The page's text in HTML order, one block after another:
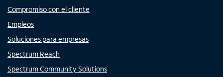
Compromiso con el cliente
Empleos
Soluciones para empresas
Spectrum Reach
Spectrum Community Solutions